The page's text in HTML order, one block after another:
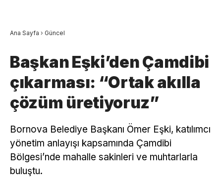
Ana Sayfa › Güncel
Başkan Eşki’den Çamdibi
çıkarması: “Ortak akılla
çözüm üretiyoruz”
Bornova Belediye Başkanı Ömer Eşki, katılımcı
yönetim anlayışı kapsamında Çamdibi
Bölgesi’nde mahalle sakinleri ve muhtarlarla
buluştu.